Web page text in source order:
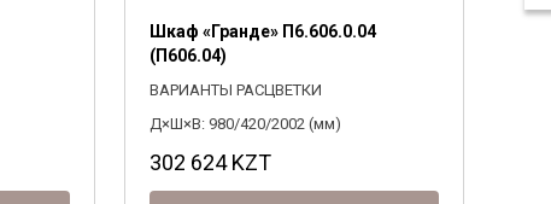
Шкаф «Гранде» П6.606.0.04
(П606.04)
ВАРИАНТЫ РАСЦВЕТКИ
Д×Ш×В: 980/420/2002 (мм)
302 624KZT